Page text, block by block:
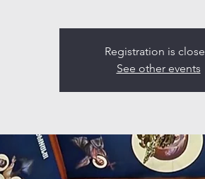
Registration is
See other events